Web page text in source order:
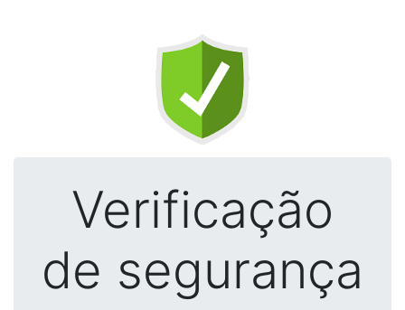
Verificação
de segurança